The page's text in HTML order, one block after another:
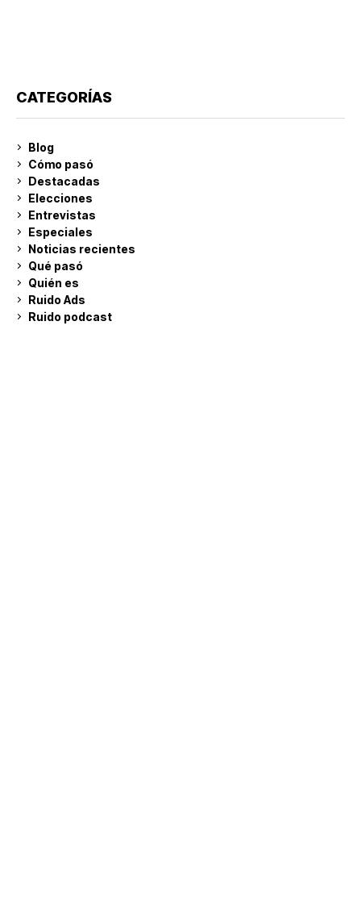
CATEGORÍAS
Blog
Cómo pasó
Destacadas
Elecciones
Entrevistas
Especiales
Noticias recientes
Qué pasó
Quién es
Ruido Ads
Ruido podcast